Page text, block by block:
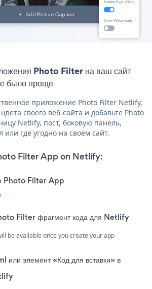
Photo Filter на ваш сайт
было проще
приложение Photo Filter Netlify,
своего веб-сайта и добавьте Photo
Netlify, пост, боковую панель,
где угодно на своем сайт.
Filter App on Netlify:
Photo Filter App
Filter фрагмент кода для Netlify
be available once you create your app
или элемент «Код для вставки» в